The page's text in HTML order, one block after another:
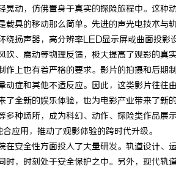
晃动，仿佛置身于真实的探险旅程中。这种
载具的移动那么简单。先进的声光电技术
绕扬声器，高分辨率LED显示屏或曲面投
吹、震动等物理反馈，极大提高了观影的真
作上也有着严格的要求。影片的拍摄和后
动症和其他不适反应。因此，这类影片往往
了全新的娱乐体验，也为电影产业带来了
多种场所，成为科幻、动作、探险类作品
应用，推动了观影体验的跨时代升级。
在安全性方面投入了大量研发。轨道设计
时，时刻处于安全保护之中。另外，现代